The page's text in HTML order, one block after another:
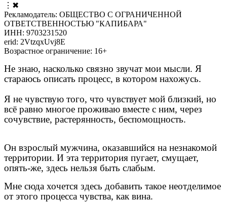
⋮ ✖
Рекламодатель: ОБЩЕСТВО С ОГРАНИЧЕННОЙ
ОТВЕТСТВЕННОСТЬЮ "КАПИБАРА"
ИНН: 9703231520
erid: 2VtzqxUvj8E
Возрастное ограничение: 16+
Не знаю, насколько связно звучат мои мысли. Я
стараюсь описать процесс, в котором нахожусь.
Я не чувствую того, что чувствует мой близкий, но
всё равно многое проживаю вместе с ним, через
сочувствие, растерянность, беспомощность.
Он взрослый мужчина, оказавшийся на незнакомой
территории. И эта территория пугает, смущает,
опять-же, здесь нельзя быть слабым.
Мне сюда хочется здесь добавить такое неотделимое
от этого процесса чувства, как вина.